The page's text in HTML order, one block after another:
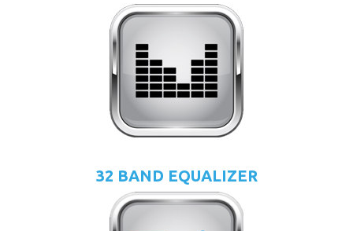
32 BAND EQUALIZER